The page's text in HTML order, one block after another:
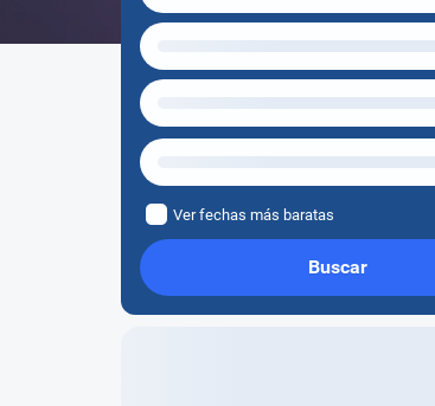
Ver fechas más baratas
Buscar